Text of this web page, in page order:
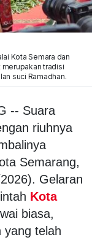
Kota Semara dan
merupakan tradisi
suci Ramadhan.
-- Suara
riuhnya
Semarang,
Gelaran
Kota
biasa,
yang telah